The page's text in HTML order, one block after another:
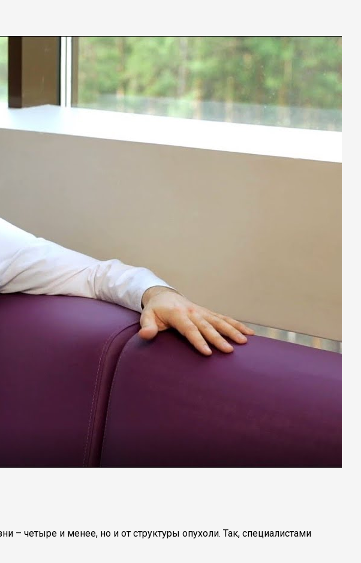
– четыре и менее, но и от структуры опухоли. Так, специалистами